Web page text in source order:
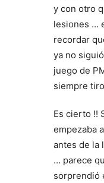
y con otro
lesiones …
recordar
ya no
juego de
siempre
Es cierto !!
empezaba
antes de la
… parece
sorprendió